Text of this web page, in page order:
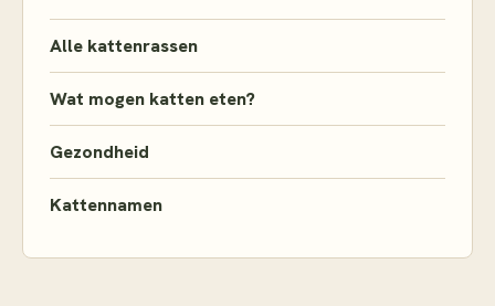
Alle kattenrassen
Wat mogen katten eten?
Gezondheid
Kattennamen